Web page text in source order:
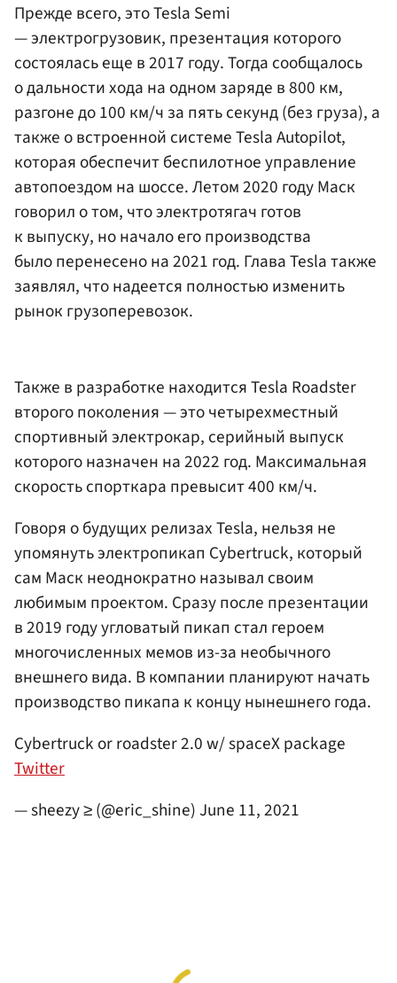
Прежде всего, это Tesla Semi
— электрогрузовик, презентация которого
состоялась еще в 2017 году. Тогда сообщалось
о дальности хода на одном заряде в 800 км,
разгоне до 100 км/ч за пять секунд (без груза), а
также о встроенной системе Tesla Autopilot,
которая обеспечит беспилотное управление
автопоездом на шоссе. Летом 2020 году Маск
говорил о том, что электротягач готов
к выпуску, но начало его производства
было перенесено на 2021 год. Глава Tesla также
заявлял, что надеется полностью изменить
рынок грузоперевозок.
Также в разработке находится Tesla Roadster
второго поколения — это четырехместный
спортивный электрокар, серийный выпуск
которого назначен на 2022 год. Максимальная
скорость спорткара превысит 400 км/ч.
Говоря о будущих релизах Tesla, нельзя не
упомянуть электропикап Cybertruck, который
сам Маск неоднократно называл своим
любимым проектом. Сразу после презентации
в 2019 году угловатый пикап стал героем
многочисленных мемов из-за необычного
внешнего вида. В компании планируют начать
производство пикапа к концу нынешнего года.
Cybertruck or roadster 2.0 w/ spaceX package
Twitter
— sheezy ≥ (@eric_shine)June 11, 2021